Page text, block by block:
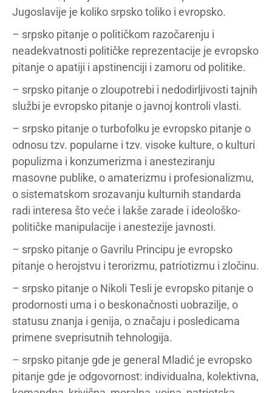
Jugoslavije je koliko srpsko toliko i evropsko.
– srpsko pitanje o političkom razočarenju i
neadekvatnosti političke reprezentacije je evropsko
pitanje o apatiji i apstinenciji i zamoru od politike.
– srpsko pitanje o zloupotrebi i nedodirljivosti tajnih
službi je evropsko pitanje o javnoj kontroli vlasti.
– srpsko pitanje o turbofolku je evropsko pitanje o
odnosu tzv. popularne i tzv. visoke kulture, o kulturi
populizma i konzumerizma i anesteziranju
masovne publike, o amaterizmu i profesionalizmu,
o sistematskom srozavanju kulturnih standarda
radi interesa što veće i lakše zarade i ideološko-
političke manipulacije i anestezije javnosti.
– srpsko pitanje o Gavrilu Principu je evropsko
pitanje o herojstvu i terorizmu, patriotizmu i zločinu.
– srpsko pitanje o Nikoli Tesli je evropsko pitanje o
prodornosti uma i o beskonačnosti uobrazilje, o
statusu znanja i genija, o značaju i posledicama
primene sveprisutnih tehnologija.
– srpsko pitanje gde je general Mladić je evropsko
pitanje gde je odgovornost: individualna, kolektivna,